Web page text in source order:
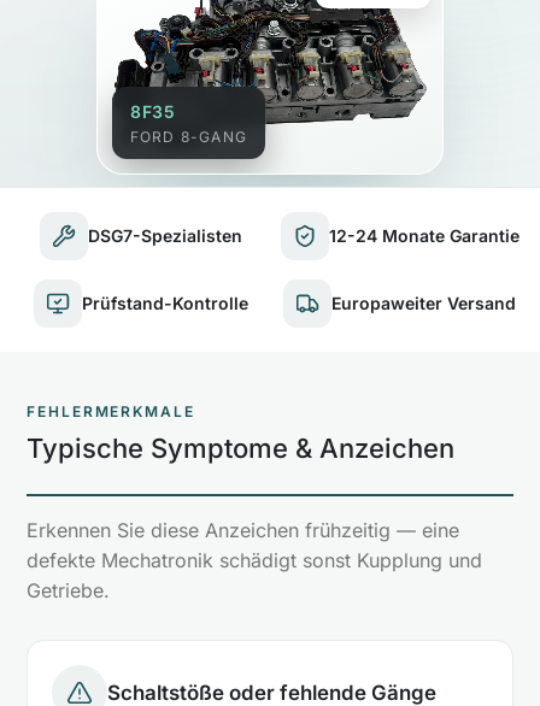
8F35
FORD 8-GANG
DSG7-Spezialisten 12-24 Monate Garantie
Prüfstand-Kontrolle Europaweiter Versand
FEHLERMERKMALE
Typische Symptome & Anzeichen
Erkennen Sie diese Anzeichen frühzeitig — eine
defekte Mechatronik schädigt sonst Kupplung und
Getriebe.
Schaltstöße oder fehlende Gänge